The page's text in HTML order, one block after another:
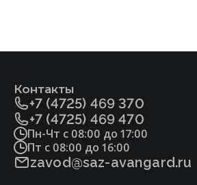
Контакты
+7 (4725) 469 370
+7 (4725) 469 470
Пн-Чт с 08:00 до 17:00
Пт с 08:00 до 16:00
zavod@saz-avangard.ru